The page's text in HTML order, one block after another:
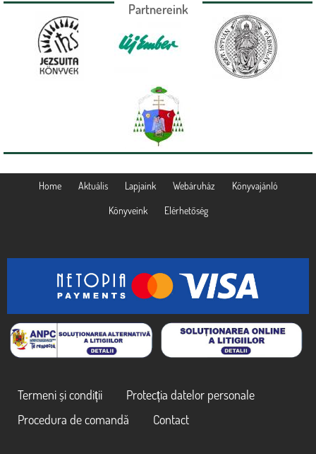
Partnereink
Home Aktuális Lapjaink Webáruház Könyvajánló
Könyveink Elérhetőség
Termeni și condiții
Protecția datelor personale
Procedura de comandă
Contact